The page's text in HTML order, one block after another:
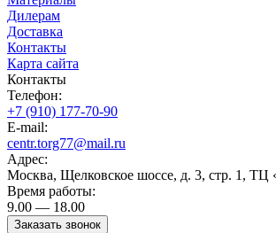
Дилерам
Доставка
Контакты
Карта сайта
Контакты
Телефон:
+7 (910) 177-70-90
E-mail:
centr.torg77@mail.ru
Адрес:
Москва, Щелковское шоссе, д. 3, стр. 1, ТЦ
Время работы:
9.00 — 18.00
Заказать звонок